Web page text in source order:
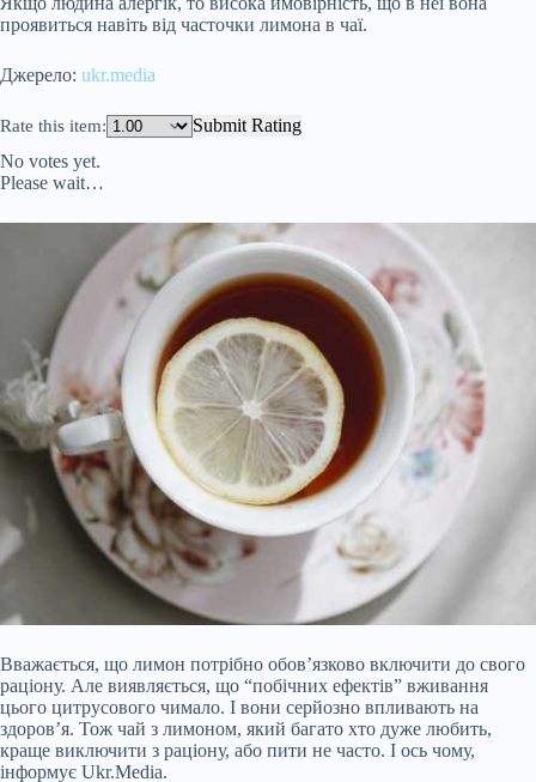
проявиться навіть від часточки лимона в чаї.
Джерело: ukr.media
Rate this item:
Submit Rating
No votes yet.
Please wait…
Вважається, що лимон потрібно обов’язково включити до свого
раціону. Але виявляється, що “побічних ефектів” вживання
цього цитрусового чимало. І вони серйозно впливають на
здоров’я. Тож чай з лимоном, який багато хто дуже любить,
краще виключити з раціону, або пити не часто. І ось чому,
інформує Ukr.Media.